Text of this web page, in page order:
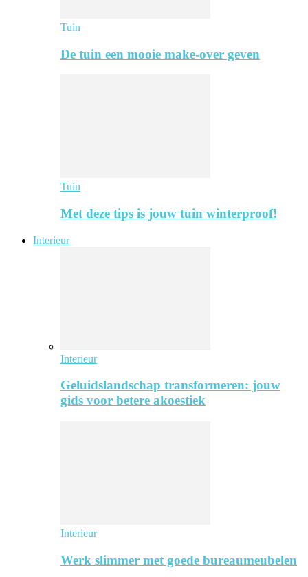
Tuin
De tuin een mooie make-over geven
Tuin
Met deze tips is jouw tuin winterproof!
Interieur
Interieur
Geluidslandschap transformeren: jouw
gids voor betere akoestiek
Interieur
Werk slimmer met goede bureaumeubelen